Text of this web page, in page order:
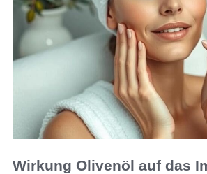
Wirkung Olivenöl auf das